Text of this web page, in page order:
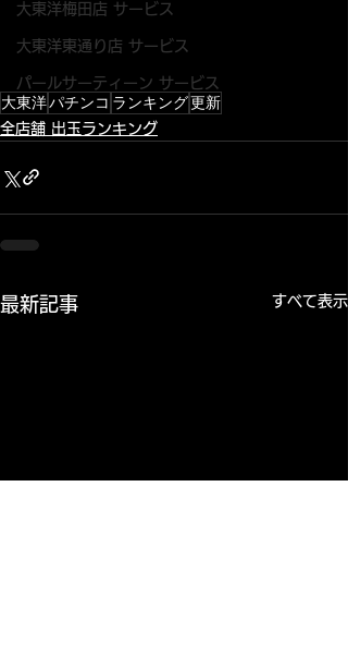
大東洋梅田店 サービス
大東洋東通り店 サービス
パールサーティーン サービス
大東洋パチンコ ランキング更新
全店舗 出玉ランキング
最新記事 すべて表示